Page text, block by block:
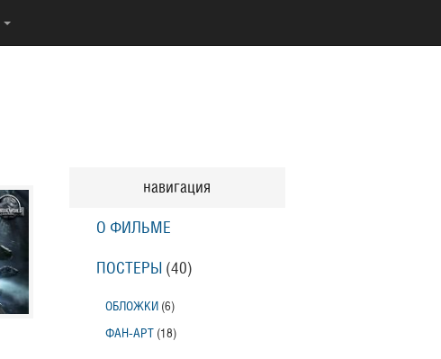
навигация
О ФИЛЬМЕ
ПОСТЕРЫ (40)
ОБЛОЖКИ (6)
ФАН-АРТ (18)